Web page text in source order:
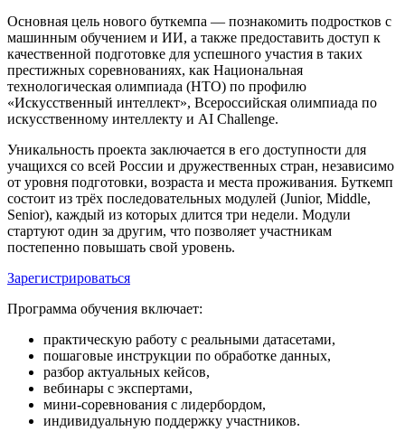
Основная цель нового буткемпа — познакомить подростков с
машинным обучением и ИИ, а также предоставить доступ к
качественной подготовке для успешного участия в таких
престижных соревнованиях, как Национальная
технологическая олимпиада (НТО) по профилю
«Искусственный интеллект», Всероссийская олимпиада по
искусственному интеллекту и AI Challenge.
Уникальность проекта заключается в его доступности для
учащихся со всей России и дружественных стран, независимо
от уровня подготовки, возраста и места проживания. Буткемп
состоит из трёх последовательных модулей (Junior, Middle,
Senior), каждый из которых длится три недели. Модули
стартуют один за другим, что позволяет участникам
постепенно повышать свой уровень.
Зарегистрироваться
Программа обучения включает:
практическую работу с реальными датасетами,
пошаговые инструкции по обработке данных,
разбор актуальных кейсов,
вебинары с экспертами,
мини-соревнования с лидербордом,
индивидуальную поддержку участников.